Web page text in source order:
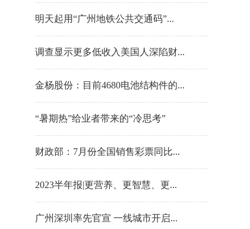
明天起用“广州地铁公共交通码”...
调查显示更多低收入美国人深陷财...
金杨股份：目前4680电池结构件的...
“暑期热”给业者带来的“冷思考”
财政部：7月份全国销售彩票同比...
2023半年报|更营养、更智慧、更...
广州深圳率先官宣 一线城市开启...